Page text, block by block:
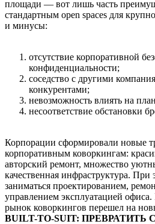
площади — вот лишь часть
стандартным open spaces для
и минусы:
отсутствие корпоративной
конфиденциальности;
соседство с другими
конкурентами;
невозможность влиять на
несоответствие обстановки
Корпорации сформировали новые
корпоративным коворкингам:
авторский ремонт, множество
качественная инфраструктура.
заниматься проектированием,
управлением эксплуатацией
рынок коворкингов перешел на
BUILT-TO-SUIT: ПРЕВРАТИТЬ